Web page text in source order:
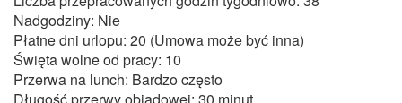
Nadgodziny: Nie
Płatne dni urlopu: 20 (Umowa może być inna)
Święta wolne od pracy: 10
Przerwa na lunch: Bardzo często